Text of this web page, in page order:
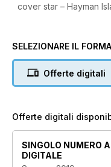
cover star – Hayman
cover of our inaugural
them deeper, with a
and uncover
anticipated hotel
reconnaissance of
SELEZIONARE IL
Offerte digitali
Offerte digitali
SINGOLO NUMERO
DIGITALE